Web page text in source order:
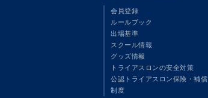
会員登録
ルールブック
出場基準
スクール情報
グッズ情報
トライアスロンの安全対策
公認トライアスロン保険・補償
制度